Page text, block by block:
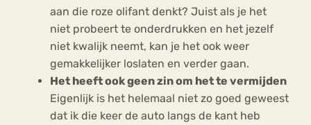
aan die roze olifant denkt? Juist als je het
niet probeert te onderdrukken en het jezelf
niet kwalijk neemt, kan je het ook weer
gemakkelijker loslaten en verder gaan.
Het heeft ook geen zin om het te vermijden
Eigenlijk is het helemaal niet zo goed geweest
dat ik die keer de auto langs de kant heb